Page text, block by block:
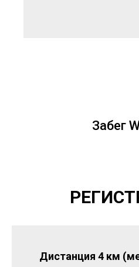
Забег
Дистанция 4 км